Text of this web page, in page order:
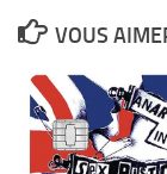
VOUS